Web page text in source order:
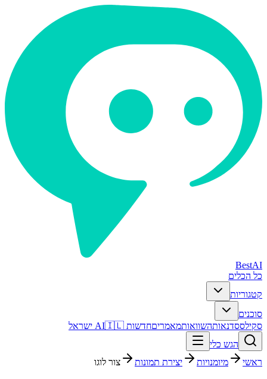
BestAI
כל הכלים
קטגוריות
סוכנים
סקילססדנאותהשוואותמאמריםחדשות AI 🇮🇱 ישראל
הגש כלי
ראשי
מיומנויות יצירת תמונות צור לוגו